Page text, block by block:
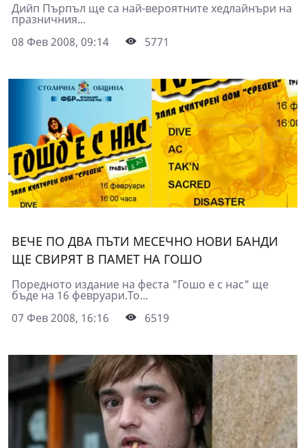
Дийп Пърпъл ще са най-вероятните хедлайнъри на
празничния...
08 Фев 2008, 09:14
5771
ВЕЧЕ ПО ДВА ПЪТИ МЕСЕЧНО НОВИ БАНДИ
ЩЕ СВИРЯТ В ПАМЕТ НА ГОШО
Поредното издание на феста "Гошо е с нас" ще
бъде на 16 февруари.То...
07 Фев 2008, 16:16
6519